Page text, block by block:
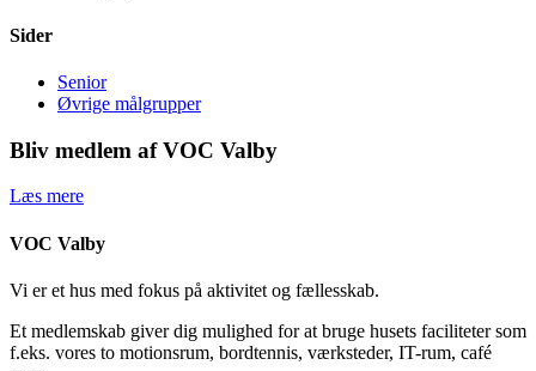
Sider
Senior
Øvrige målgrupper
Bliv medlem af VOC Valby
Læs mere
VOC Valby
Vi er et hus med fokus på aktivitet og fællesskab.
Et medlemskab giver dig mulighed for at bruge husets faciliteter som
f.eks. vores to motionsrum, bordtennis, værksteder, IT-rum, café